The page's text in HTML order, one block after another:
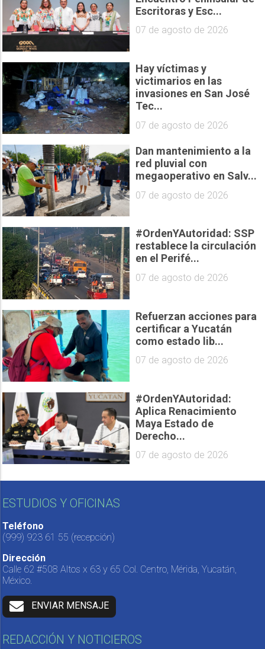
Escritoras y Esc...
07 de agosto de 2026
Hay víctimas y
victimarios en las
invasiones en San José
Tec...
07 de agosto de 2026
Dan mantenimiento a la
red pluvial con
megaoperativo en Salv...
07 de agosto de 2026
#OrdenYAutoridad: SSP
restablece la circulación
en el Perifé...
07 de agosto de 2026
Refuerzan acciones para
certificar a Yucatán
como estado lib...
07 de agosto de 2026
#OrdenYAutoridad:
Aplica Renacimiento
Maya Estado de
Derecho...
07 de agosto de 2026
ESTUDIOS Y OFICINAS
Teléfono
(999) 923 61 55 (recepción)
Dirección
Calle 62 #508 Altos x 63 y 65 Col. Centro, Mérida, Yucatán,
México.
ENVIAR MENSAJE
REDACCIÓN Y NOTICIEROS